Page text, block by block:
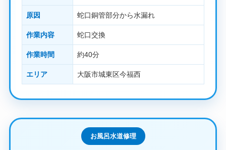
原因 蛇口銅管部分から水漏れ
作業内容 蛇口交換
作業時間 約40分
エリア 大阪市城東区今福西
お風呂水道修理